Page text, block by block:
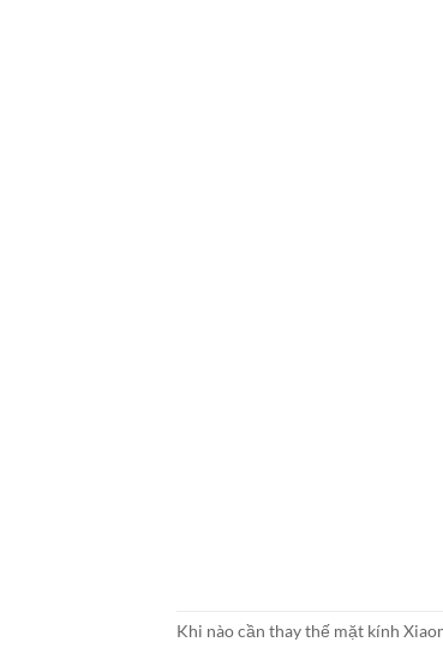
Khi nào cần thay thế mặt kính